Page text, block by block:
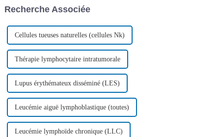
PROTAC. Cette découverte
Recherche Associée
Cellules tueuses naturelles (cellules Nk)
Thérapie lymphocytaire intratumorale
Lupus érythémateux disséminé (LES)
Leucémie aiguë lymphoblastique (toutes)
Leucémie lymphoïde chronique (LLC)